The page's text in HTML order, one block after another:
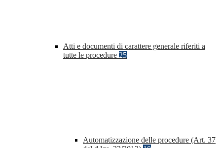
Atti e documenti di carattere generale riferiti a
tutte le procedure 25
Automatizzazione delle procedure (Art. 37